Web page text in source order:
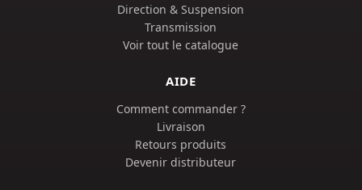
Direction & Suspension
Transmission
Voir tout le catalogue
AIDE
Comment commander ?
Livraison
Retours produits
Devenir distributeur